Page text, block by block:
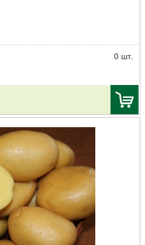
30-55мм суперэлита 2кг
0 шт.